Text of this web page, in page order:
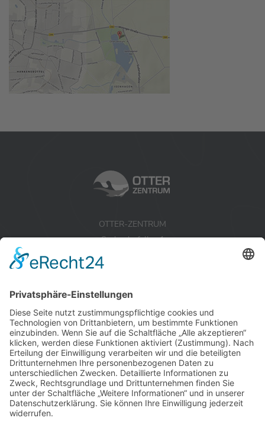
OTTER-ZENTRUM
Sudendorfallee 1
29386 Hankensbüttel
Aktion Fischotterschutz